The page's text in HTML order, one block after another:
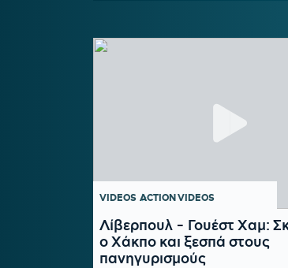
VIDEOS ACTION VIDEOS
Λίβερπουλ - Γουέστ Χαμ:
ο Χάκπο και ξεσπά στους
πανηγυρισμούς